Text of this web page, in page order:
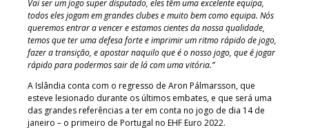
Vai ser um jogo super disputado, eles têm uma excelente equipa,
todos eles jogam em grandes clubes e muito bem como equipa. Nós
queremos entrar a vencer e estamos cientes da nossa qualidade,
temos que ter uma defesa forte e imprimir um ritmo rápido de jogo,
fazer a transição, e apostar naquilo que é o nosso jogo, que é jogar
rápido para podermos sair de lá com uma vitória.”
A Islândia conta com o regresso de Aron Pálmarsson, que
esteve lesionado durante os últimos embates, e que será uma
das grandes referências a ter em conta no jogo de dia 14 de
janeiro – o primeiro de Portugal no EHF Euro 2022.